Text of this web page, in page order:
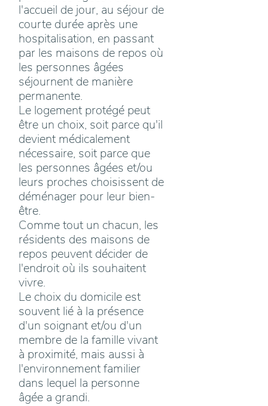
l'accueil de jour, au séjour de
courte durée après une
hospitalisation, en passant
par les maisons de repos où
les personnes âgées
séjournent de manière
permanente.
Le logement protégé peut
être un choix, soit parce qu'il
devient médicalement
nécessaire, soit parce que
les personnes âgées et/ou
leurs proches choisissent de
déménager pour leur bien-
être.
Comme tout un chacun, les
résidents des maisons de
repos peuvent décider de
l'endroit où ils souhaitent
vivre.
Le choix du domicile est
souvent lié à la présence
d'un soignant et/ou d'un
membre de la famille vivant
à proximité, mais aussi à
l'environnement familier
dans lequel la personne
âgée a grandi.